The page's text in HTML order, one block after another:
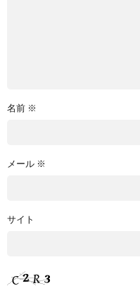
名前 ※
メール ※
サイト